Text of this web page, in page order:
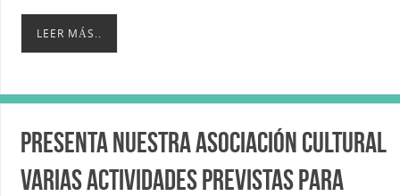
LEER MÁS..
Presenta nuestra Asociación cultural
varias actividades previstas para